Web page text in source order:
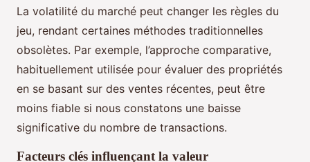
La volatilité du marché peut changer les règles du
jeu, rendant certaines méthodes traditionnelles
obsolètes. Par exemple, l’approche comparative,
habituellement utilisée pour évaluer des propriétés
en se basant sur des ventes récentes, peut être
moins fiable si nous constatons une baisse
significative du nombre de transactions.
Facteurs clés influençant la valeur